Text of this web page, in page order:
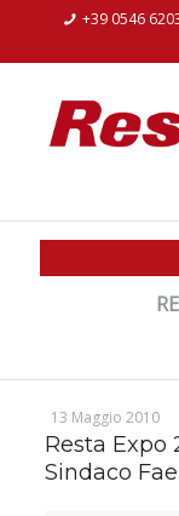
+39 0546
13 Maggio 2010
Resta Expo
Sindaco